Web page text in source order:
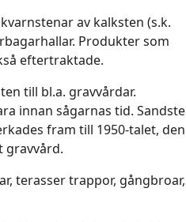
av kalksten (s.k.
Produkter som
eftertraktade.
till bl.a. gravvårdar.
innan sågarnas tid.
fram till 1950-talet, den
gravvård.
terasser trappor, gångbroar,